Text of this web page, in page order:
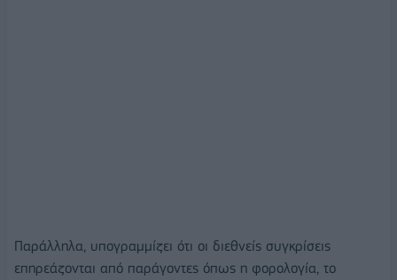
Παράλληλα, υπογραμμίζει ότι οι διεθνείς συγκρίσεις
επηρεάζονται από παράγοντες όπως η φορολογία, το